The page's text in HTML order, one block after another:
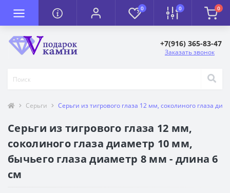
0 0 0
+7(916) 365-83-47
Заказать звонок
Серьги Серьги из тигрового глаза 12 мм, соколиного глаза
Серьги из тигрового глаза 12 мм,
соколиного глаза диаметр 10 мм,
бычьего глаза диаметр 8 мм - длина 6
см